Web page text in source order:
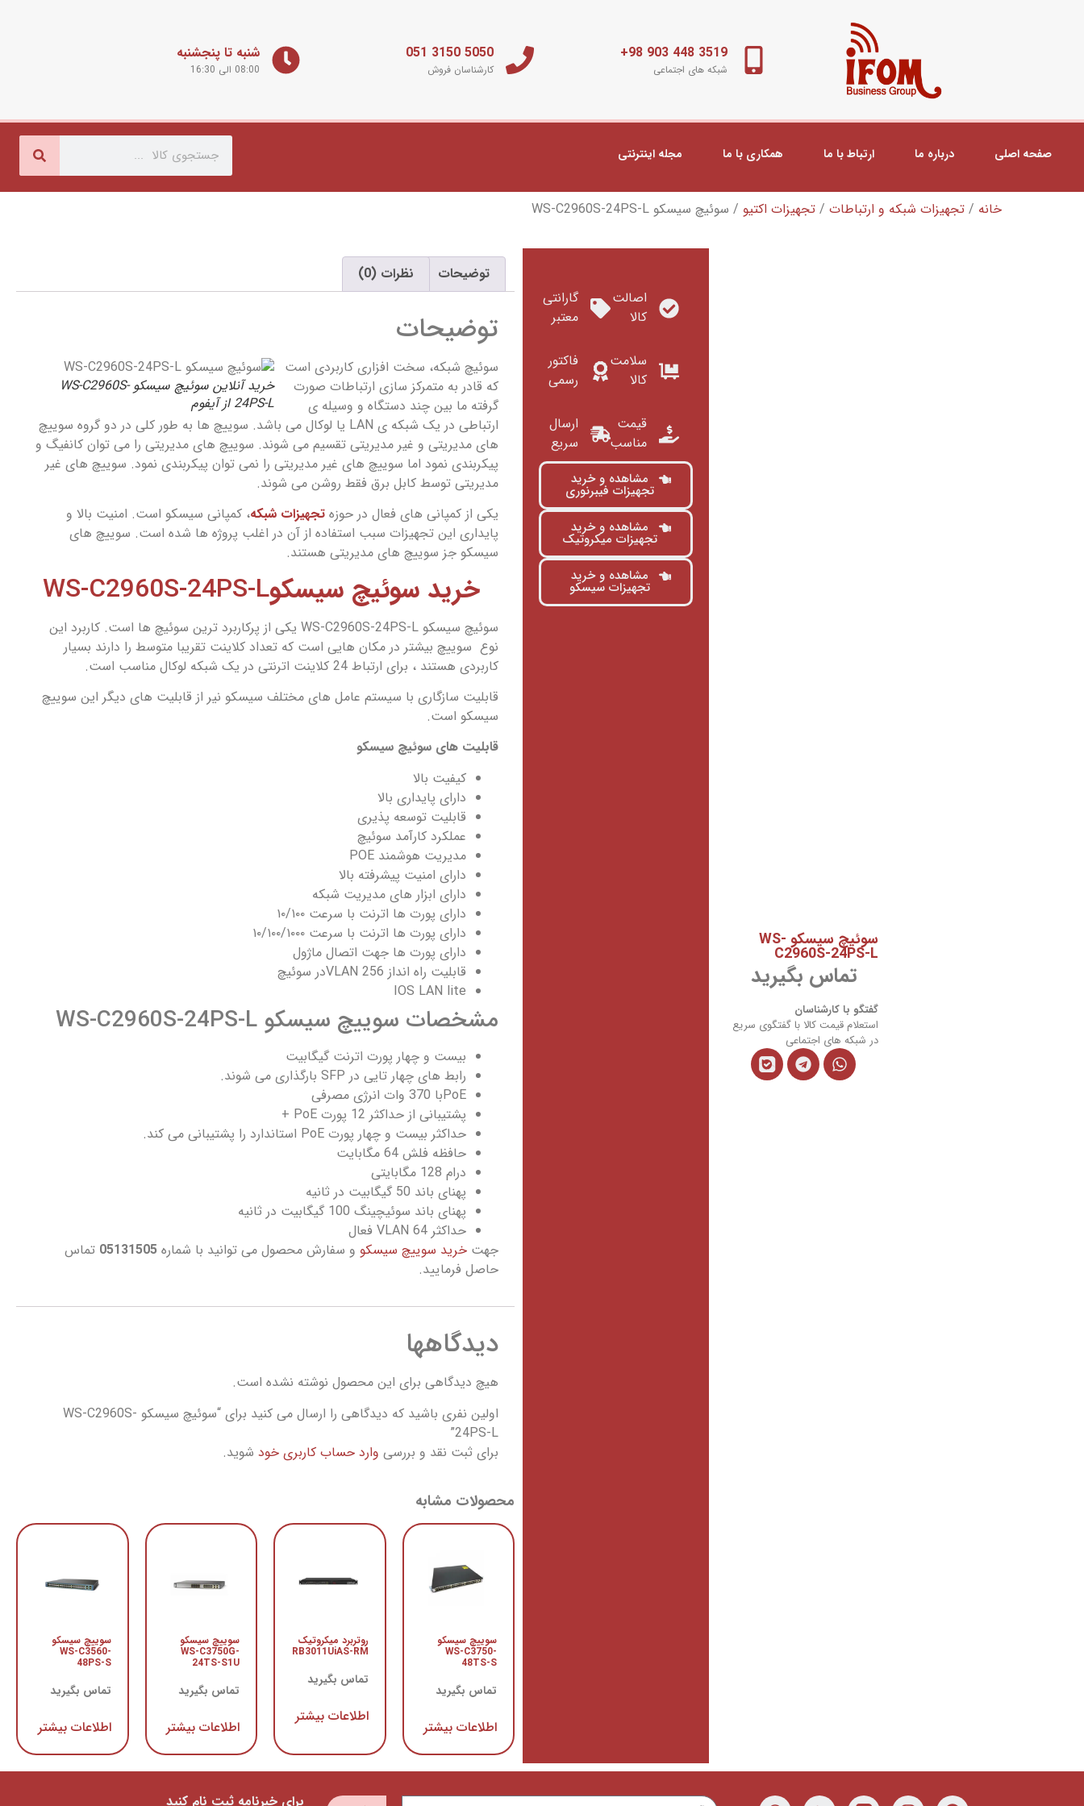
3519 448 903 98+
شبکه های اجتماعی
5050 3150 051
کارشناسان فروش
شنبه تا پنجشنبه
08:00 الی 16:30
صفحه اصلی درباره ما ارتباط با ما همکاری با ما مجله اینترنتی
خانه / تجهیزات شبکه و ارتباطات / تجهیزات اکتیو / سوئیچ سیسکو WS-C2960S-24PS-L
سوئیچ سیسکو WS-
C2960S-24PS-L
تماس بگیرید
گفتگو با کارشناسان
استعلام قیمت کالا با گفتگوی سریع
در شبکه های اجتماعی
اصالت
کالا
سلامت
کالا
قیمت
مناسب
گارانتی
معتبر
فاکتور
رسمی
ارسال
سریع
مشاهده و خرید
تجهیزات فیبرنوری
مشاهده و خرید
تجهیزات میکروتیک
مشاهده و خرید
تجهیزات سیسکو
توضیحات نظرات (0)
توضیحات
خرید آنلاین سوئیچ سیسکو WS-C2960S-
24PS-L از آیفوم
سوئیچ شبکه، سخت افزاری کاربردی است
که قادر به متمرکز سازی ارتباطات صورت
گرفته ما بین چند دستگاه و وسیله ­ی
ارتباطی در یک شبکه­ ی LAN یا لوکال می باشد. سوییچ ها به طور کلی در دو گروه سوییچ
های مدیریتی و غیر مدیریتی تقسیم می شوند. سوییچ های مدیریتی را می توان کانفیگ و
پیکربندی نمود اما سوییچ های غیر مدیریتی را نمی توان پیکربندی نمود. سوییچ های غیر
مدیریتی توسط کابل برق فقط روشن می شوند.
یکی از کمپانی های فعال در حوزه تجهیزات شبکه، کمپانی سیسکو است. امنیت بالا و
پایداری این تجهیزات سبب استفاده از آن در اغلب پروژه ها شده است. سوییچ های
سیسکو جز سوییچ های مدیریتی هستند.
خرید سوئیچ سیسکوWS-C2960S-24PS-L
سوئیچ سیسکو WS-C2960S-24PS-L یکی از پرکاربرد ترین سوئیچ ها است. کاربرد این
نوع سوییچ بیشتر در مکان هایی است که تعداد کلاینت تقریبا متوسط را دارند بسیار
کاربردی هستند ، برای ارتباط 24 کلاینت اترنتی در یک شبکه لوکال مناسب است.
قابلیت سازگاری با سیستم عامل های مختلف سیسکو نیر از قابلیت های دیگر این سوییچ
سیسکو است.
قابلیت های سوئیچ سیسکو
کیفیت بالا
دارای پایداری بالا
قابلیت توسعه پذیری
عملکرد کارآمد سوئیچ
مدیریت هوشمند POE
دارای امنیت پیشرفته بالا
دارای ابزار های مدیریت شبکه
دارای پورت ها اترنت با سرعت ۱۰/۱۰۰
دارای پورت ها اترنت با سرعت ۱۰/۱۰۰/۱۰۰۰
دارای پورت ها جهت اتصال ماژول
قابلیت راه انداز 256 VLANدر سوئیچ
IOS LAN lite
مشخصات سوییچ سیسکو WS-C2960S-24PS-L
بیست و چهار پورت اترنت گیگابیت
رابط های چهار تایی در SFP بارگذاری می شوند.
PoEبا 370 وات انرژی مصرفی
پشتیبانی از حداکثر 12 پورت PoE +
حداکثر بیست و چهار پورت PoE استاندارد را پشتیبانی می کند.
حافظه فلش 64 مگابایت
درام 128 مگابایتی
پهنای باند 50 گیگابیت در ثانیه
پهنای باند سوئیچینگ 100 گیگابیت در ثانیه
حداکثر 64 VLAN فعال
جهت خرید سوییچ سیسکو و سفارش محصول می توانید با شماره 05131505 تماس
حاصل فرمایید.
دیدگاهها
هیچ دیدگاهی برای این محصول نوشته نشده است.
اولین نفری باشید که دیدگاهی را ارسال می کنید برای “سوئیچ سیسکو WS-C2960S-
24PS-L”
برای ثبت نقد و بررسی وارد حساب کاربری خودشوید.
محصولات مشابه
سوییچ سیسکو
WS-C3750-
48TS-S
تماس بگیرید
اطلاعات بیشتر
روتربرد میکروتیک
RB3011UiAS-RM
تماس بگیرید
اطلاعات بیشتر
سوییچ سیسکو
WS-C3750G-
24TS-S1U
تماس بگیرید
اطلاعات بیشتر
سوییچ سیسکو
WS-C3560-
48PS-S
تماس بگیرید
اطلاعات بیشتر
برای خبرنامه ثبت نام کنید